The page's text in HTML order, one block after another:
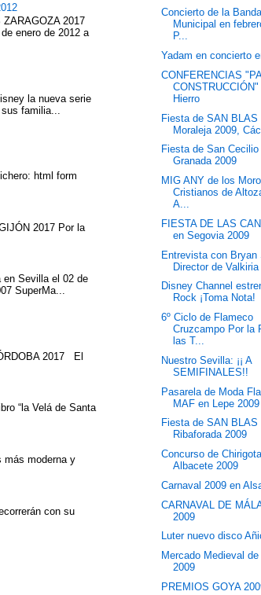
2017
enero de 2012 a
la nueva serie
familia...
html form
2017 Por la
en Sevilla el 02 de
SuperMa...
2017 El
“la Velá de Santa
más moderna y
con su
Concierto de la
Municipal en
P...
Yadam en concierto
CONFERENCIAS
Hierro
Fiesta de SAN BLAS
Moraleja 2009,
Fiesta de San Cecilio
Granada 2009
MIG ANY de los
Cristianos de
A...
FIESTA DE LAS
en Segovia 2009
Entrevista con Bryan
Director de Valkiria
Disney Channel
Rock ¡Toma Nota!
6º Ciclo de Flameco
Cruzcampo Por la
las T...
Nuestro Sevilla: ¡¡ A
SEMIFINALES!!
Pasarela de Moda
MAF en Lepe 2009
Fiesta de SAN BLAS
Ribaforada 2009
Concurso de
Albacete 2009
Carnaval 2009 en
CARNAVAL DE
2009
Luter nuevo disco
Mercado Medieval
2009
PREMIOS GOYA